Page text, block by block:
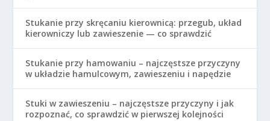
Stukanie przy skręcaniu kierownicą: przegub, układ
kierowniczy lub zawieszenie — co sprawdzić
Stukanie przy hamowaniu – najczęstsze przyczyny
w układzie hamulcowym, zawieszeniu i napędzie
Stuki w zawieszeniu – najczęstsze przyczyny i jak
rozpoznać, co sprawdzić w pierwszej kolejności